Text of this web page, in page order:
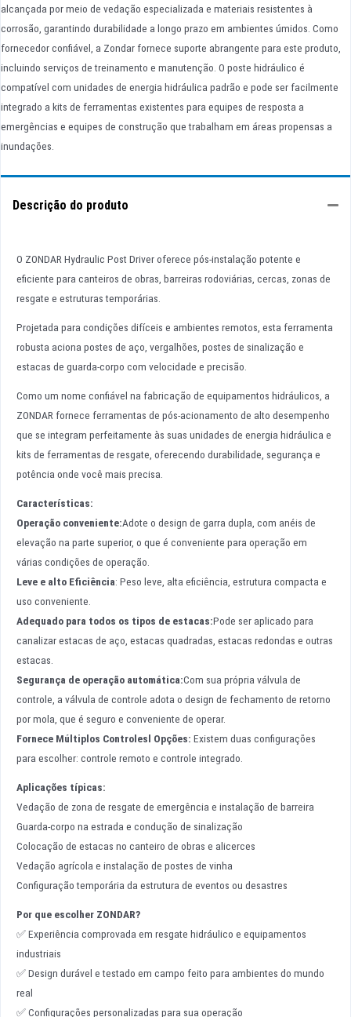
alcançada por meio de vedação especializada e materiais resistentes à
corrosão, garantindo durabilidade a longo prazo em ambientes úmidos. Como
fornecedor confiável, a Zondar fornece suporte abrangente para este produto,
incluindo serviços de treinamento e manutenção. O poste hidráulico é
compatível com unidades de energia hidráulica padrão e pode ser facilmente
integrado a kits de ferramentas existentes para equipes de resposta a
emergências e equipes de construção que trabalham em áreas propensas a
inundações.
Descrição do produto
O ZONDAR Hydraulic Post Driver oferece pós-instalação potente e
eficiente para canteiros de obras, barreiras rodoviárias, cercas, zonas de
resgate e estruturas temporárias.
Projetada para condições difíceis e ambientes remotos, esta ferramenta
robusta aciona postes de aço, vergalhões, postes de sinalização e
estacas de guarda-corpo com velocidade e precisão.
Como um nome confiável na fabricação de equipamentos hidráulicos, a
ZONDAR fornece ferramentas de pós-acionamento de alto desempenho
que se integram perfeitamente às suas unidades de energia hidráulica e
kits de ferramentas de resgate, oferecendo durabilidade, segurança e
potência onde você mais precisa.
Características:
Operação conveniente:Adote o design de garra dupla, com anéis de
elevação na parte superior, o que é conveniente para operação em
várias condições de operação.
Leve e alto Eficiência: Peso leve, alta eficiência, estrutura compacta e
uso conveniente.
Adequado para todos os tipos de estacas:Pode ser aplicado para
canalizar estacas de aço, estacas quadradas, estacas redondas e outras
estacas.
Segurança de operação automática:Com sua própria válvula de
controle, a válvula de controle adota o design de fechamento de retorno
por mola, que é seguro e conveniente de operar.
Fornece Múltiplos Controlesl Opções: Existem duas configurações
para escolher: controle remoto e controle integrado.
Aplicações típicas:
Vedação de zona de resgate de emergência e instalação de barreira
Guarda-corpo na estrada e condução de sinalização
Colocação de estacas no canteiro de obras e alicerces
Vedação agrícola e instalação de postes de vinha
Configuração temporária da estrutura de eventos ou desastres
Por que escolher ZONDAR?
✅ Experiência comprovada em resgate hidráulico e equipamentos
industriais
✅ Design durável e testado em campo feito para ambientes do mundo
real
✅ Configurações personalizadas para sua operação